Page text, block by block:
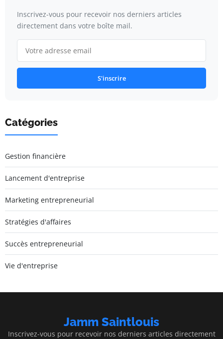
Inscrivez-vous pour recevoir nos derniers articles
directement dans votre boîte mail.
S'inscrire
Catégories
Gestion financière
Lancement d'entreprise
Marketing entrepreneurial
Stratégies d'affaires
Succès entrepreneurial
Vie d'entreprise
Jamm Saintlouis
Inscrivez-vous pour recevoir nos derniers articles directement